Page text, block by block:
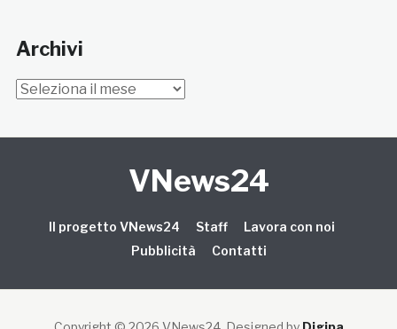
Archivi
Archivi
VNews24
Il progetto VNews24 Staff
Lavora con noi
Pubblicità
Contatti